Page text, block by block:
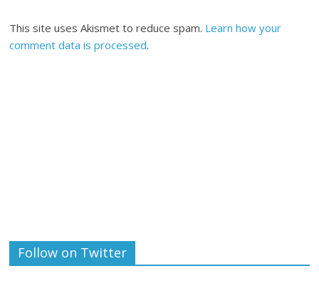
This site uses Akismet to reduce spam. Learn how your
comment data is processed.
Follow on Twitter